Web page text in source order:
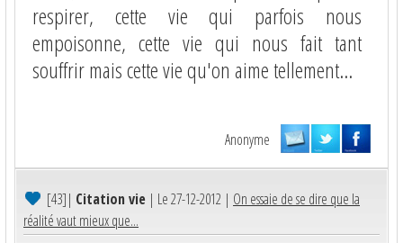
respirer, cette vie qui parfois nous
empoisonne, cette vie qui nous fait tant
souffrir mais cette vie qu'on aime tellement...
Anonyme
[43]| Citation vie | Le 27-12-2012 | On essaie de se dire que la
réalité vaut mieux que...